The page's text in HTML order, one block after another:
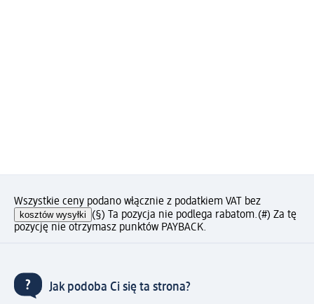
Wszystkie ceny podano włącznie z podatkiem VAT bez
kosztów wysyłki (§) Ta pozycja nie podlega rabatom.(#) Za tę
pozycję nie otrzymasz punktów PAYBACK.
Jak podoba Ci się ta strona?